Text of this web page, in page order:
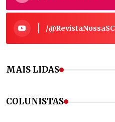
/@RevistaNossaSC
MAIS LIDAS
COLUNISTAS